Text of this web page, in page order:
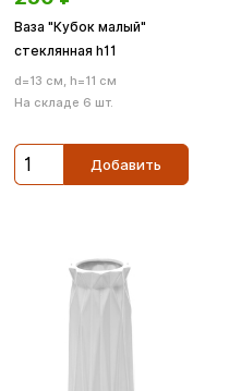
Ваза "Кубок малый"
стеклянная h11
d=13 см, h=11 см
На складе 6 шт.
Добавить